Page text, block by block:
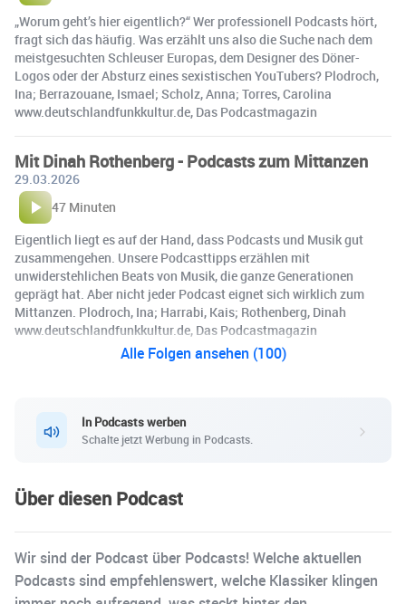
„Worum geht’s hier eigentlich?“ Wer professionell Podcasts hört,
fragt sich das häufig. Was erzählt uns also die Suche nach dem
meistgesuchten Schleuser Europas, dem Designer des Döner-
Logos oder der Absturz eines sexistischen YouTubers? Plodroch,
Ina; Berrazouane, Ismael; Scholz, Anna; Torres, Carolina
www.deutschlandfunkkultur.de, Das Podcastmagazin
Mit Dinah Rothenberg - Podcasts zum Mittanzen
29.03.2026
47 Minuten
Eigentlich liegt es auf der Hand, dass Podcasts und Musik gut
zusammengehen. Unsere Podcasttipps erzählen mit
unwiderstehlichen Beats von Musik, die ganze Generationen
geprägt hat. Aber nicht jeder Podcast eignet sich wirklich zum
Mittanzen. Plodroch, Ina; Harrabi, Kais; Rothenberg, Dinah
www.deutschlandfunkkultur.de, Das Podcastmagazin
Alle Folgen ansehen (100)
In Podcasts werben
Schalte jetzt Werbung in Podcasts.
Über diesen Podcast
Wir sind der Podcast über Podcasts! Welche aktuellen
Podcasts sind empfehlenswert, welche Klassiker klingen